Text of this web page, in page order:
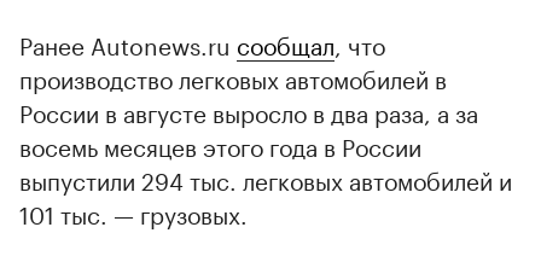
Ранее Autonews.ru сообщал , что
производство легковых автомобилей в
России в августе выросло в два раза, а за
восемь месяцев этого года в России
выпустили 294 тыс. легковых автомобилей и
101 тыс. — грузовых.